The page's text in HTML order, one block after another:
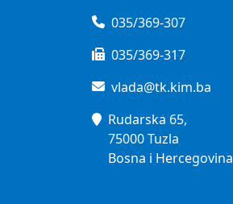
035/369-307
035/369-317
vlada@tk.kim.ba
Rudarska 65,
75000 Tuzla
Bosna i Hercegovina